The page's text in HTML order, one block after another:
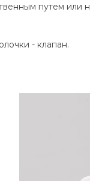
путем или
- клапан.